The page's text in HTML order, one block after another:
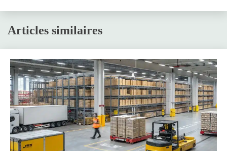
Articles similaires